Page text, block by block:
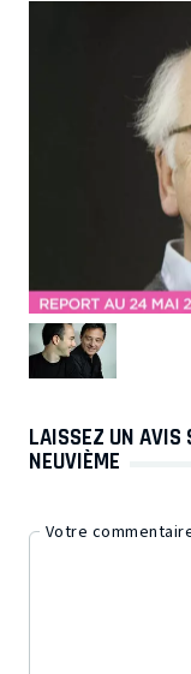
LAISSEZ UN AVIS
NEUVIÈME
Votre